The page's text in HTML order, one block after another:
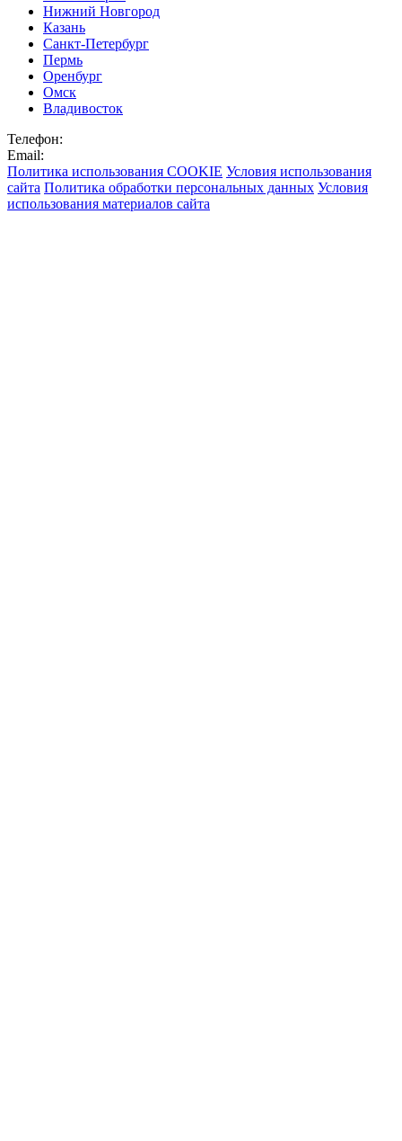
Нижний Новгород
Казань
Санкт-Петербург
Пермь
Оренбург
Омск
Владивосток
Телефон:
Email:
Политика использования COOKIE Условия использования
сайта Политика обработки персональных данных Условия
использования материалов сайта